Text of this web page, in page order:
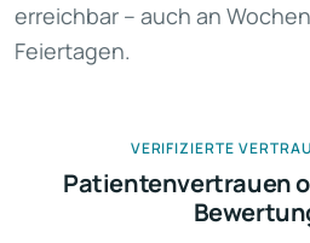
erreichbar – auch an
Feiertagen.
VERIFIZIERTE
Patientenvertrauen